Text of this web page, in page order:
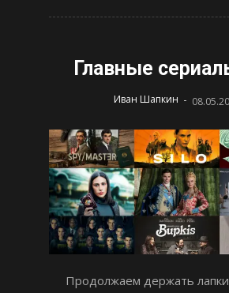
Главные
Иван Шапкин -
Продолжаем держать